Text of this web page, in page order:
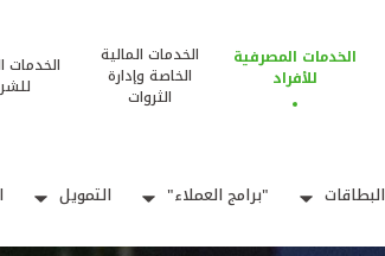
الخدمات المصرفية
للأفراد
الخدمات المالية
الخاصة وإدارة
الثروات
الخدمات
البطاقات "برامج العملاء" التمويل